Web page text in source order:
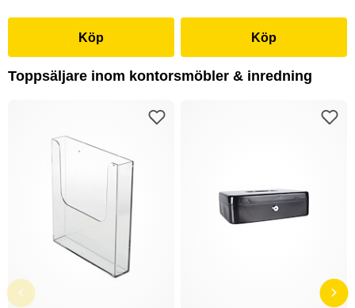
Köp Köp
Toppsäljare inom kontorsmöbler & inredning